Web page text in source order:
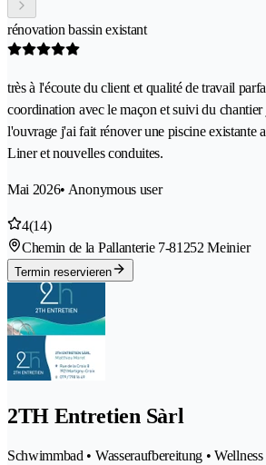
rénovation bassin existant
très à l'écoute du client et qualité de travail
coordination avec le maçon et suivi du
l'ouvrage j'ai fait rénover une piscine existante
Liner et nouvelles conduites.
Mai 2026• Anonymous user
4(14)
Chemin de la Pallanterie 7-81252 Meinier
Termin reservieren
2TH Entretien Sàrl
Schwimmbad • Wasseraufbereitung • Wellness